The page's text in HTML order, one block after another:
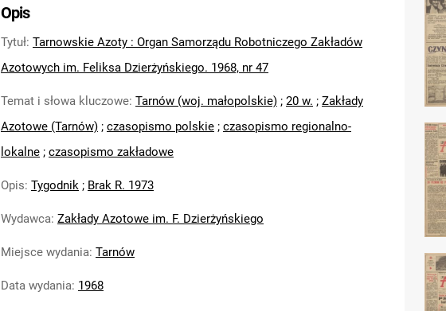
Opis
Tytuł: Tarnowskie Azoty : Organ Samorządu Robotniczego Zakładów
Azotowych im. Feliksa Dzierżyńskiego. 1968, nr 47
Temat i słowa kluczowe: Tarnów (woj. małopolskie) ; 20 w. ; Zakłady
Azotowe (Tarnów) ; czasopismo polskie ; czasopismo regionalno-
lokalne ; czasopismo zakładowe
Opis: Tygodnik ; Brak R. 1973
Wydawca: Zakłady Azotowe im. F. Dzierżyńskiego
Miejsce wydania: Tarnów
Data wydania: 1968